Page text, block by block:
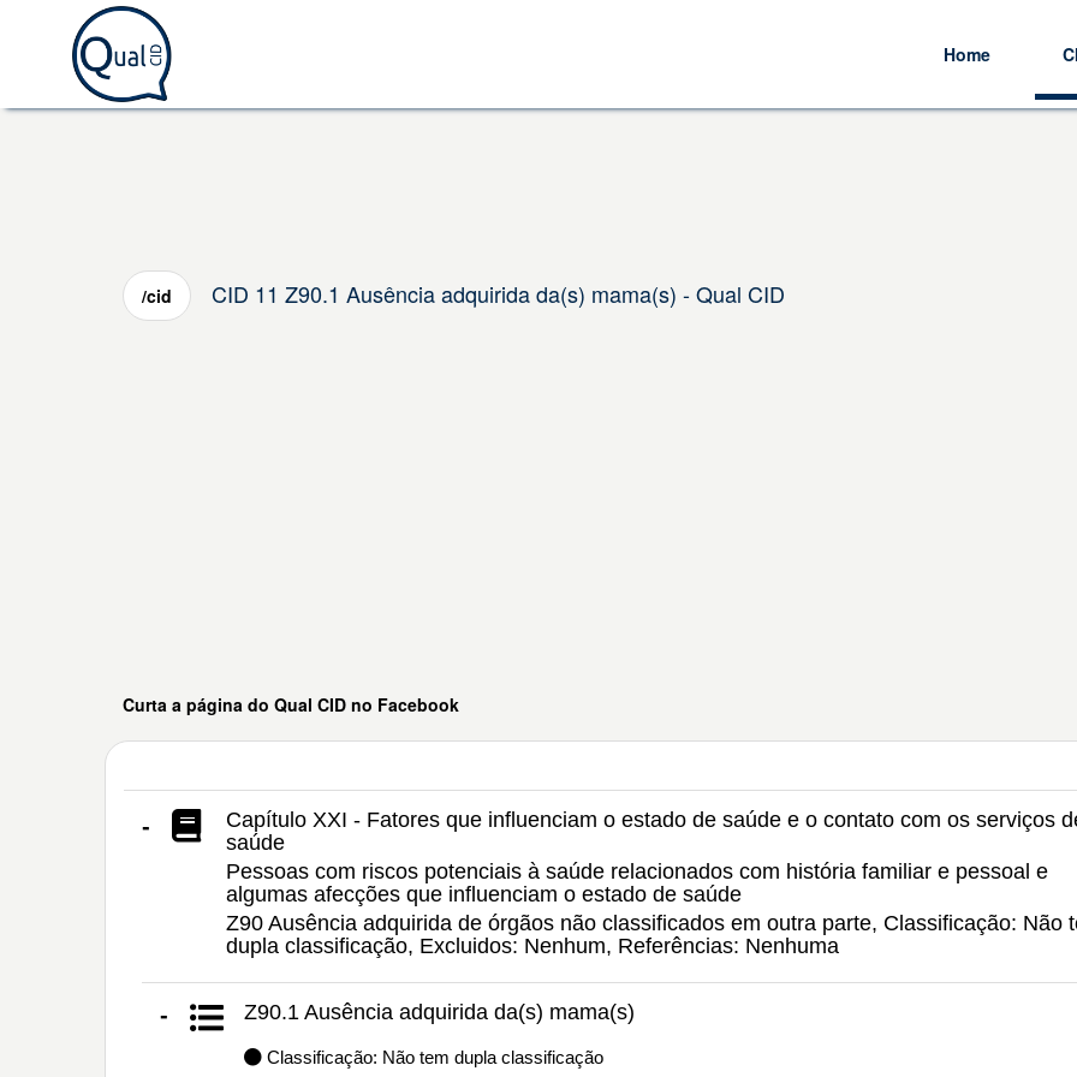
Home
/cid CID 11 Z90.1 Ausência adquirida da(s) mama(s) - Qual CID
Curta a página do Qual CID no Facebook
-
Capítulo XXI - Fatores que influenciam o estado de saúde e o contato com os serviços
saúde
Pessoas com riscos potenciais à saúde relacionados com história familiar e pessoal e
algumas afecções que influenciam o estado de saúde
Z90 Ausência adquirida de órgãos não classificados em outra parte, Classificação: Não
dupla classificação, Excluidos: Nenhum, Referências: Nenhuma
- Z90.1 Ausência adquirida da(s) mama(s)
Classificação: Não tem dupla classificação